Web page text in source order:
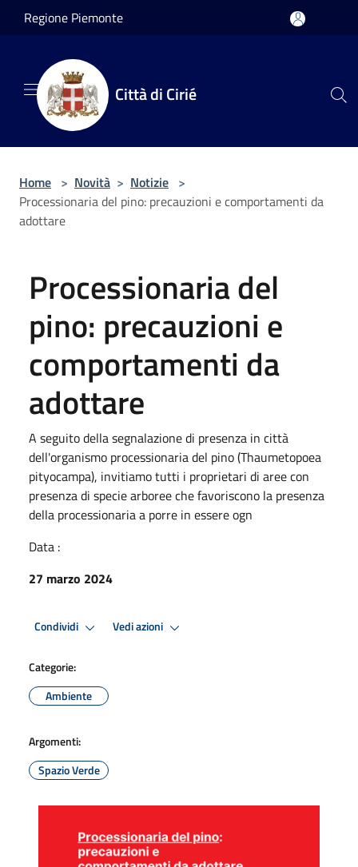
Salta al contenuto principale
Regione Piemonte
Città di Cirié
Home > Novità > Notizie >
Processionaria del pino: precauzioni e comportamenti da
adottare
Processionaria del
pino: precauzioni e
comportamenti da
adottare
A seguito della segnalazione di presenza in città
dell'organismo processionaria del pino (Thaumetopoea
pityocampa), invitiamo tutti i proprietari di aree con
presenza di specie arboree che favoriscono la presenza
della processionaria a porre in essere ogn
Data :
27 marzo 2024
Condividi Vedi azioni
Categorie:
Ambiente
Argomenti:
Spazio Verde